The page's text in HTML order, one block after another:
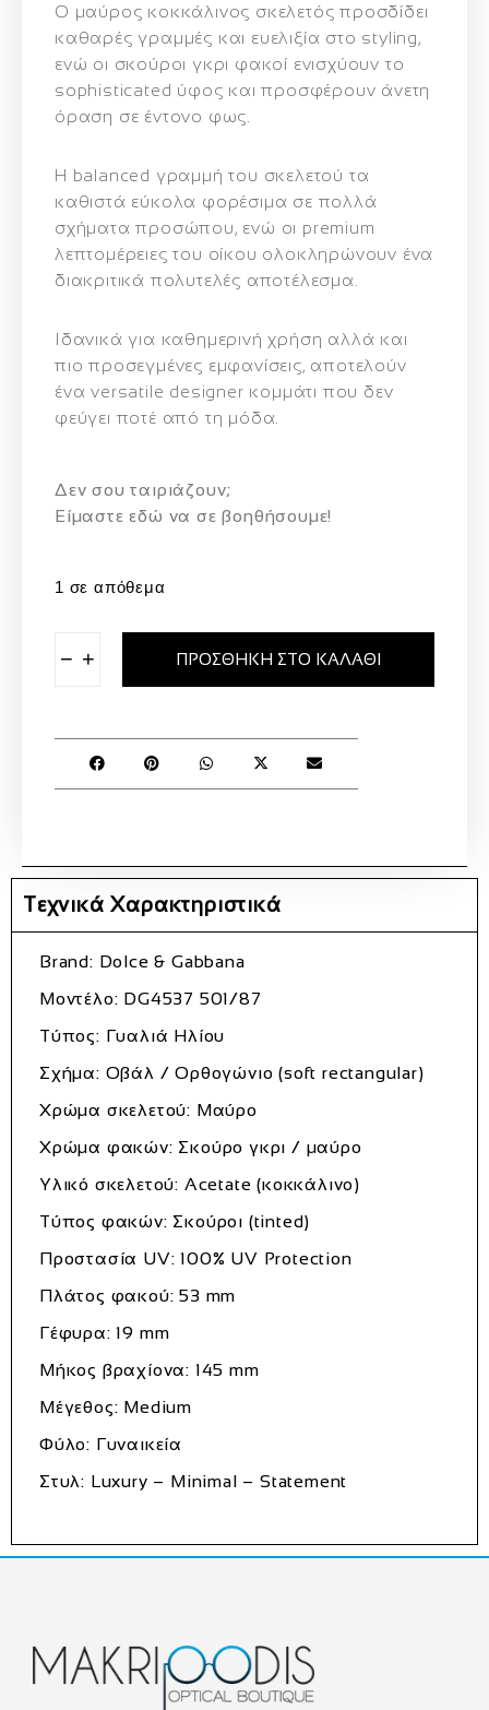
Ο μαύρος κοκκάλινος σκελετός προσδίδει
καθαρές γραμμές και ευελιξία στο styling,
ενώ οι σκούροι γκρι φακοί ενισχύουν το
sophisticated ύφος και προσφέρουν άνετη
όραση σε έντονο φως.
Η balanced γραμμή του σκελετού τα
καθιστά εύκολα φορέσιμα σε πολλά
σχήματα προσώπου, ενώ οι premium
λεπτομέρειες του οίκου ολοκληρώνουν ένα
διακριτικά πολυτελές αποτέλεσμα.
Ιδανικά για καθημερινή χρήση αλλά και
πιο προσεγμένες εμφανίσεις, αποτελούν
ένα versatile designer κομμάτι που δεν
φεύγει ποτέ από τη μόδα.
Δεν σου ταιριάζουν;
Eίμαστε εδώ να σε βοηθήσουμε!
1 σε απόθεμα
− + ΠΡΟΣΘΉΚΗ ΣΤΟ ΚΑΛΆΘΙ
Τεχνικά Χαρακτηριστικά
Brand: Dolce & Gabbana
Μοντέλο: DG4537 501/87
Τύπος: Γυαλιά Ηλίου
Σχήμα: Οβάλ / Ορθογώνιο (soft rectangular)
Χρώμα σκελετού: Μαύρο
Χρώμα φακών: Σκούρο γκρι / μαύρο
Υλικό σκελετού: Acetate (κοκκάλινο)
Τύπος φακών: Σκούροι (tinted)
Προστασία UV: 100% UV Protection
Πλάτος φακού: 53 mm
Γέφυρα: 19 mm
Μήκος βραχίονα: 145 mm
Μέγεθος: Medium
Φύλο: Γυναικεία
Στυλ: Luxury – Minimal – Statement